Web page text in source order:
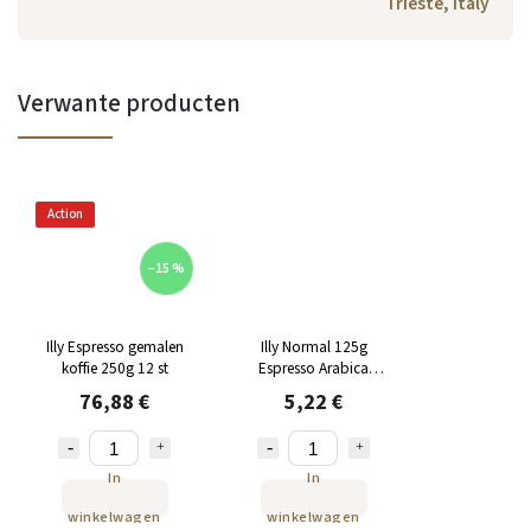
Verwante producten
Action
–15 %
Illy Espresso gemalen
koffie 250g 12 st
76,88 €
In
winkelwagen
Illy Normal 125g
Espresso Arabica
Gemalen koffie
5,22 €
In
winkelwagen